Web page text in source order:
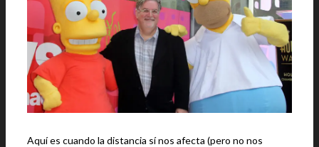
Aquí es cuando la distancia sí nos afecta (pero no nos